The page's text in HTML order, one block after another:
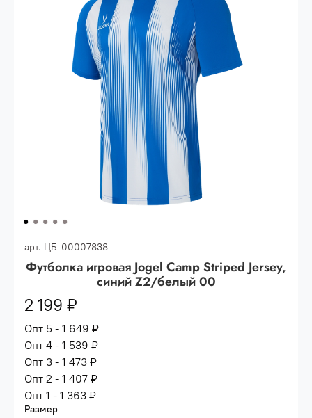
(33%) - сумма всех заказов за 6 месяцев
80.000 рублей
(36%)- сумма всех заказов за 6 месяцев
200.000 рублей.
сумма всех заказов за 6 месяцев -
400.000 рублей.
арт. ЦБ-00007838
Футболка игровая Jogel Camp Striped Jersey,
синий Z2/белый 00
2 199 ₽
Опт 5 - 1 649 ₽
Опт 4 - 1 539 ₽
Опт 3 - 1 473 ₽
Опт 2 - 1 407 ₽
Опт 1 - 1 363 ₽
Размер